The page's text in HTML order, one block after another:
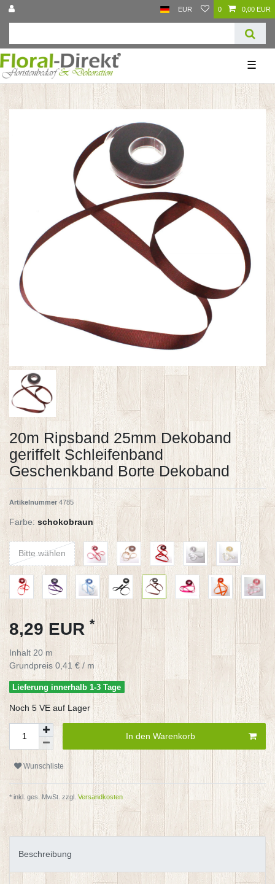
EUR 0 0,00 EUR
☰
20m Ripsband 25mm Dekoband
geriffelt Schleifenband
Geschenkband Borte Dekoband
Artikelnummer 4785
Farbe: schokobraun
Bitte wählen
8,29 EUR *
Inhalt 20 m
Grundpreis 0,41 € / m
Lieferung innerhalb 1-3 Tage
Noch 5 VE auf Lager
In den Warenkorb
Wunschliste
* inkl. ges. MwSt. zzgl. Versandkosten
Beschreibung